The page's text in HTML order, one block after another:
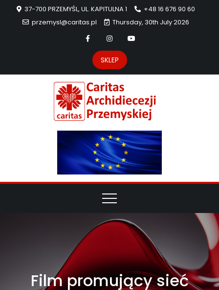
37-700 PRZEMYŚL, UL. KAPITULNA 1
+48 16 676 90 60
przemysl@caritas.pl
Thursday, 30th July 2026
SKLEP
Film promujący sieć